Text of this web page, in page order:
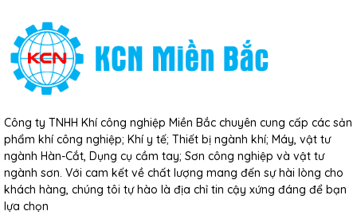
Công ty TNHH Khí công nghiệp Miền Bắc chuyên cung cấp các sản
phẩm khí công nghiệp; Khí y tế; Thiết bị ngành khí; Máy, vật tư
ngành Hàn-Cắt, Dụng cụ cầm tay; Sơn công nghiệp và vật tư
ngành sơn. Với cam kết về chất lượng mang đến sự hài lòng cho
khách hàng, chúng tôi tự hào là địa chỉ tin cậy xứng đáng để bạn
lựa chọn